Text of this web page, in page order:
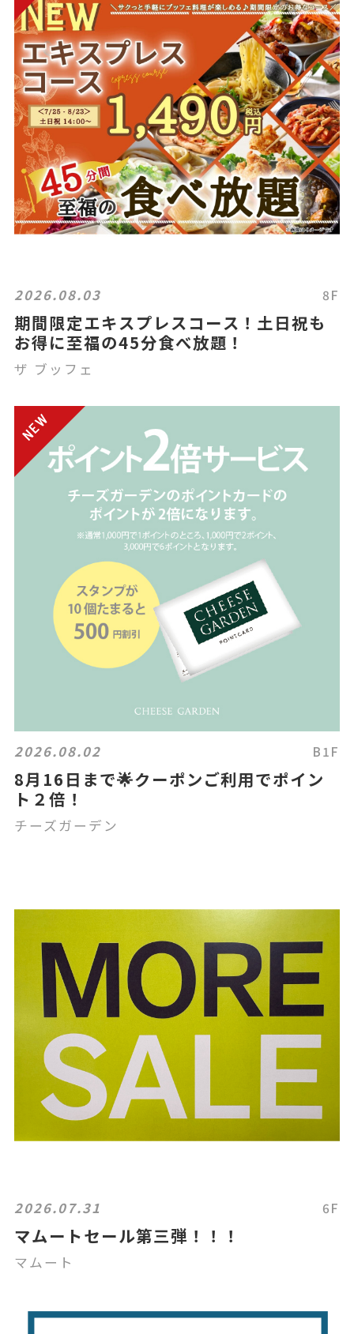
2026.08.03 8F
期間限定エキスプレスコース！土日祝も
お得に至福の45分食べ放題！
ザ ブッフェ
2026.08.02 B1F
8月16日まで🌟クーポンご利用でポイン
ト２倍！
チーズガーデン
2026.07.31 6F
マムートセール第三弾！！！
マムート